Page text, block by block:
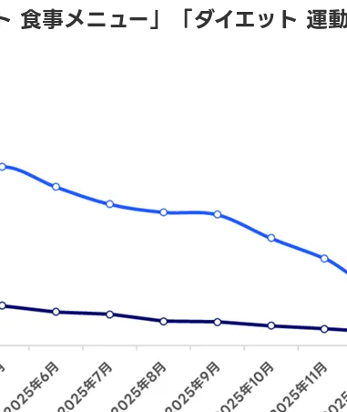
食事メニュー」「ダイエット 運